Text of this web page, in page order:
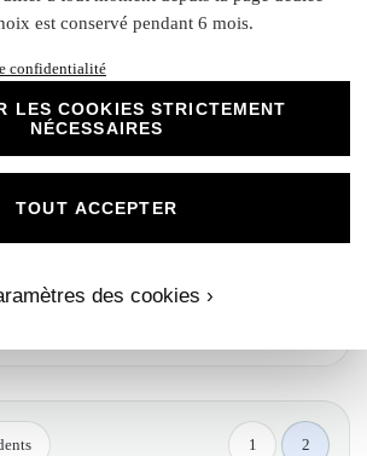
de Célébration - Collection Attrape-Rêves
vos invités à se joindre à la table de la
carte d'invitation au repas qui émane de la
en bleu roi et blanc est l'écho parfait de
1 2
est conservé pendant 6 mois.
confidentialité
LES COOKIES STRICTEMENT
NÉCESSAIRES
des cookies ›
TOUT ACCEPTER